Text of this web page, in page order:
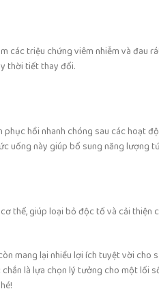
các triệu chứng viêm nhiễm và
thời tiết thay đổi.
hồi nhanh chóng sau các hoạt
uống này giúp bổ sung năng lượng
thể, giúp loại bỏ độc tố và cải
mang lại nhiều lợi ích tuyệt vời
là lựa chọn lý tưởng cho một lối